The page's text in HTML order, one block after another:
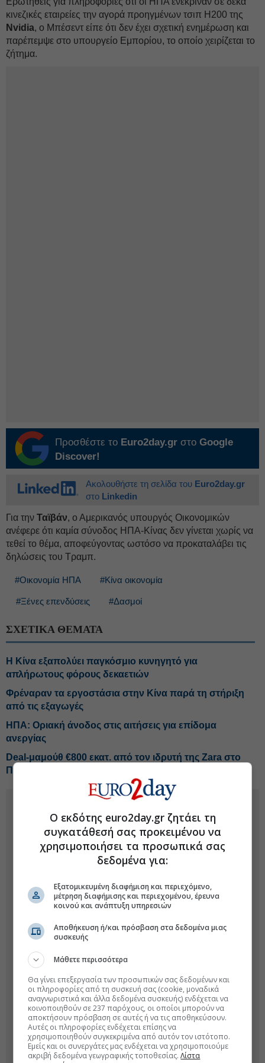
κινεζικές εταιρείες την αγορά προηγμένων τσιπ H200 της
Nvidia, ο Μπέσεντ είπε ότι δεν έχει σχετική ενημέρωση και
παρέπεμψε στο υπουργείο Εμπορίου, το οποίο χειρίζεται το
ζήτημα.
Προσθέστε το Euro2day.gr στο Google
Discover!
Ακολουθήστε τη σελίδα του Euro2day.gr
στο Linkedin
Για την Ταϊβάν, ο Αμερικανός υπουργός Οικονομικών
ανέφερε ότι καμία σύνοδος ΗΠΑ-Κίνας δεν γίνεται χωρίς να
τεθεί το θέμα, αποφεύγοντας ωστόσο να προκαταλάβει τις
δηλώσεις του Τραμπ.
#Οικονομία ΗΠΑ #Κίνα οικονομία
#Ξένες επενδύσεις #Δασμοί
ΣΧΕΤΙΚΑ ΘΕΜΑΤΑ
Η Κίνα εξαπολύει παγκόσμιο κυνηγητό για
απλήρωτους φόρους δεκαετιών
Φρέναραν τα εργοστάσια στην Κίνα παρά τη στήριξη
από τις εξαγωγές
ΗΠΑ: Οριακή άνοδος στις αιτήσεις για επίδομα
ανεργίας
Deal-μαμούθ €800 εκατ. από τον ιδρυτή της Zara στο
Παρίσι
Ο εκδότης euro2day.gr ζητάει τη
συγκατάθεσή σας προκειμένου να
χρησιμοποιήσει τα προσωπικά σας
δεδομένα για:
Εξατομικευμένη διαφήμιση και περιεχόμενο,
μέτρηση διαφήμισης και περιεχομένου, έρευνα
κοινού και ανάπτυξη υπηρεσιών
Αποθήκευση ή/και πρόσβαση στα δεδομένα μιας
συσκευής
Μάθετε περισσότερα
Θα γίνει επεξεργασία των προσωπικών σας δεδομένων και
οι πληροφορίες από τη συσκευή σας (cookie, μοναδικά
αναγνωριστικά και άλλα δεδομένα συσκευής) ενδέχεται να
κοινοποιηθούν σε 237 παρόχους, οι οποίοι μπορούν να
αποκτήσουν πρόσβαση σε αυτές ή να τις αποθηκεύσουν.
Αυτές οι πληροφορίες ενδέχεται επίσης να
χρησιμοποιηθούν συγκεκριμένα από αυτόν τον ιστότοπο.
Εμείς και οι συνεργάτες μας ενδέχεται να χρησιμοποιούμε
ακριβή δεδομένα γεωγραφικής τοποθεσίας.Λίστα